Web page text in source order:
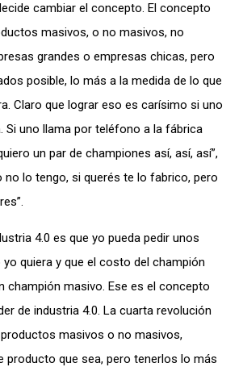
cambiar el concepto. El concepto
masivos, o no masivos, no
grandes o empresas chicas, pero
posible, lo más a la medida de lo que
Claro que lograr eso es carísimo si uno
Si uno llama por teléfono a la fábrica
un par de championes así, así, así”,
no lo tengo, si querés te lo fabrico, pero
4.0 es que yo pueda pedir unos
quiera y que el costo del champión
champión masivo. Ese es el concepto
de industria 4.0. La cuarta revolución
masivos o no masivos,
producto que sea, pero tenerlos lo más